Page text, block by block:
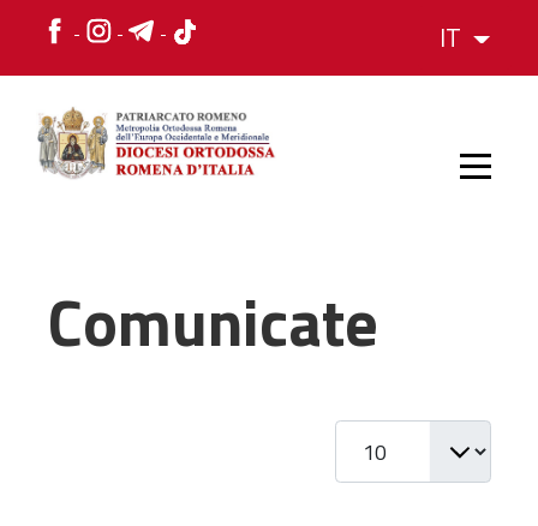
IT
STORIA
Comunicate
Visualizza #